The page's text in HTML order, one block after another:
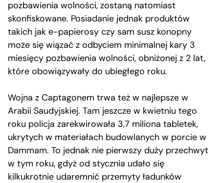
pozbawienia wolności, zostaną natomiast
skonfiskowane. Posiadanie jednak produktów
takich jak e-papierosy czy sam susz konopny
może się wiązać z odbyciem minimalnej kary 3
miesięcy pozbawienia wolności, obniżonej z 2 lat,
które obowiązywały do ubiegłego roku.
Wojna z Captagonem trwa też w najlepsze w
Arabii Saudyjskiej. Tam jeszcze w kwietniu tego
roku policja zarekwirowała 3,7 miliona tabletek,
ukrytych w materiałach budowlanych w porcie w
Dammam. To jednak nie pierwszy duży przechwyt
w tym roku, gdyż od stycznia udało się
kilkukrotnie udaremnić przemyty ładunków